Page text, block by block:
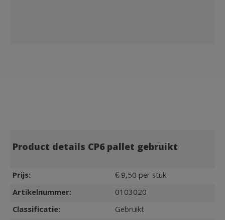
Product details CP6 pallet gebruikt
Prijs:
€ 9,50 per stuk
Artikelnummer:
0103020
Classificatie:
Gebruikt